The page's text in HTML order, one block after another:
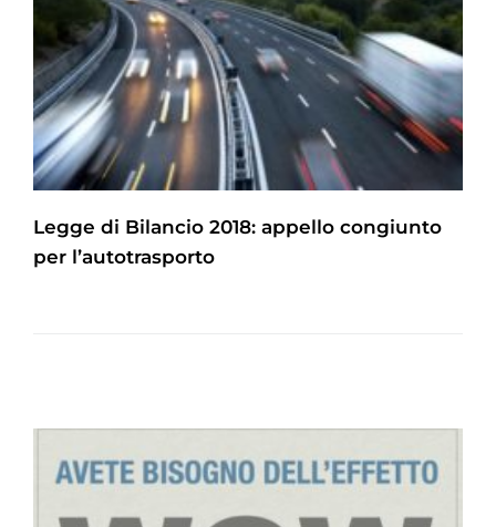
Legge di Bilancio 2018: appello congiunto
per l’autotrasporto